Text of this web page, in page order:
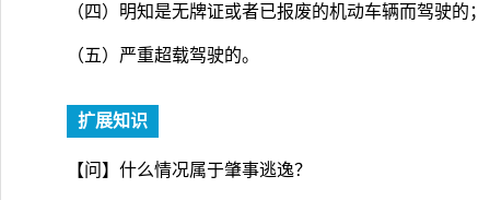
（四）明知是无牌证或者已报废的机动车辆而驾驶的；
（五）严重超载驾驶的。
扩展知识
【问】什么情况属于肇事逃逸？